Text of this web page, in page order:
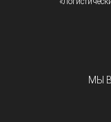
МЫ